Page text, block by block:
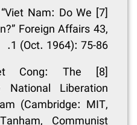
[7]
Nam: Do We
Foreign Affairs 43,
1 (Oct. 1964): 75-86.
[8]
Cong: The
Liberation
(Cambridge: MIT,